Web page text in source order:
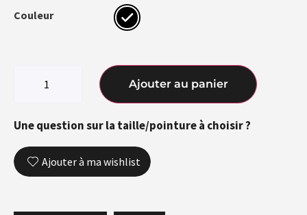
Couleur
Ajouter au panier
Une question sur la taille/pointure à choisir ?
Ajouter à ma wishlist